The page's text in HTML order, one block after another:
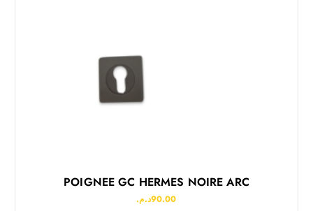
POIGNEE GC HERMES NOIRE ARC
90.00د.م.